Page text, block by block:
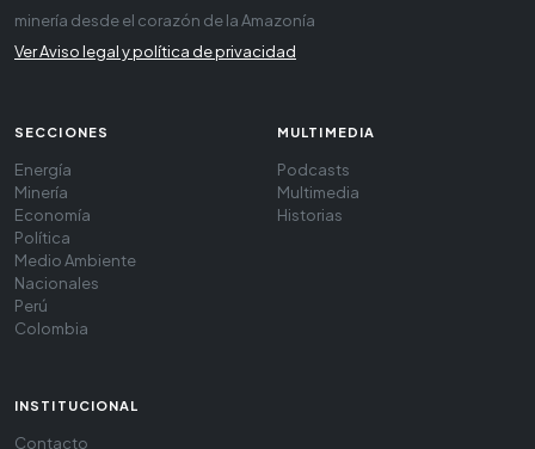
minería desde el corazón de la Amazonía
Ver Aviso legal y política de privacidad
SECCIONES
Energía
Minería
Economía
Política
Medio Ambiente
Nacionales
Perú
Colombia
MULTIMEDIA
Podcasts
Multimedia
Historias
INSTITUCIONAL
Contacto